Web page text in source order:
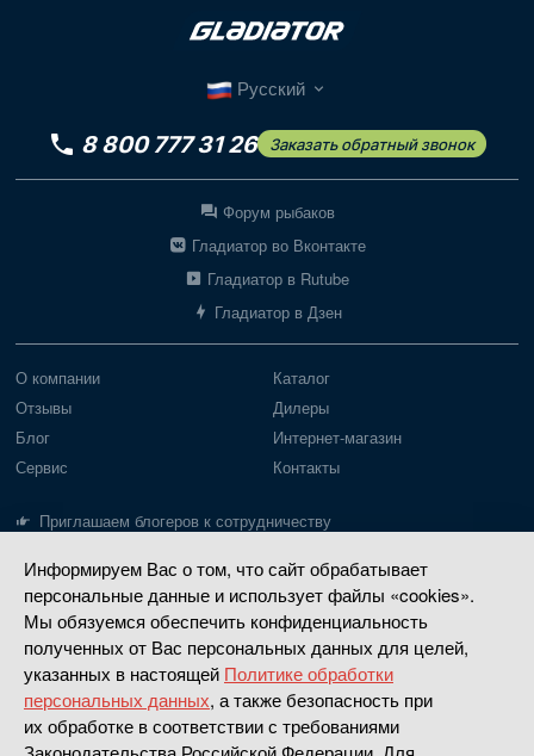
Информируем Вас о том, что сайт обрабатывает
персональные данные и использует файлы «cookies».
Мы обязуемся обеспечить конфиденциальность
полученных от Вас персональных данных для целей,
указанных в настоящей Политике обработки
персональных данных, а также безопасность при
их обработке в соответствии с требованиями
Русский
8 800 777 31 26 Заказать обратный звонок
Форум рыбаков
Гладиатор во Вконтакте
Гладиатор в Rutube
Гладиатор в Дзен
О компании
Отзывы
Блог
Сервис
Приглашаем блогеров к сотрудничеству
Каталог
Дилеры
Интернет-магазин
Контакты
Лодки Gladiator
Пайольное дно
Надувное дно
РИБ
Моторы Gladiator
Моторы до 20 л.с.
Моторы 30-40 л.с.
Четырехтактные
Насадки водометные